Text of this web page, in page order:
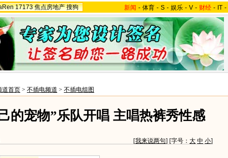
17173 焦点房地产 搜狗 新闻 - 体育 - S - 娱乐 - V - 财经 - IT -
道首页 > 不插电频道 > 不插电组图
的宠物”乐队开唱 主唱热裤秀性感
[我来说两句] [字号： 大 中 小]